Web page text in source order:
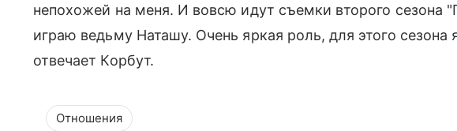
непохожей на меня. И вовсю идут съемки второго сезона
играю ведьму Наташу. Очень яркая роль, для этого
отвечает Корбут.
Отношения